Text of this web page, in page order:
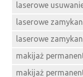
laserowe
laserowe
laserowe
makijaż
makijaż